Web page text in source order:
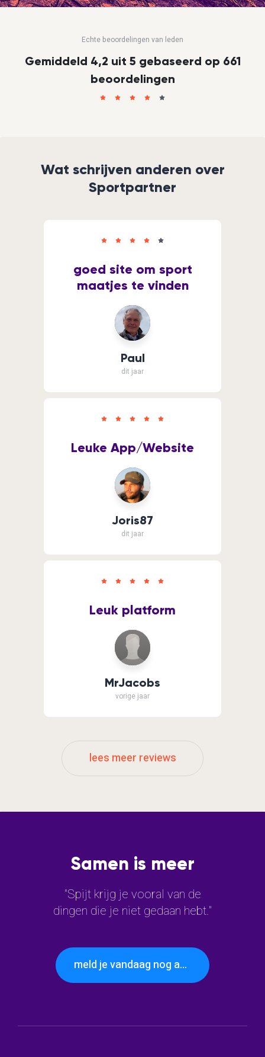
Echte beoordelingen van leden
Gemiddeld 4,2 uit 5 gebaseerd op 661
beoordelingen
Wat schrijven anderen over
Sportpartner
Paul
dit jaar
goed site om sport
maatjes te vinden
Joris87
dit jaar
Leuke App/Website
MrJacobs
vorige jaar
Leuk platform
lees meer reviews
Samen is meer
"Spijt krijg je vooral van de
dingen die je niet gedaan hebt."
meld je vandaag nog aan